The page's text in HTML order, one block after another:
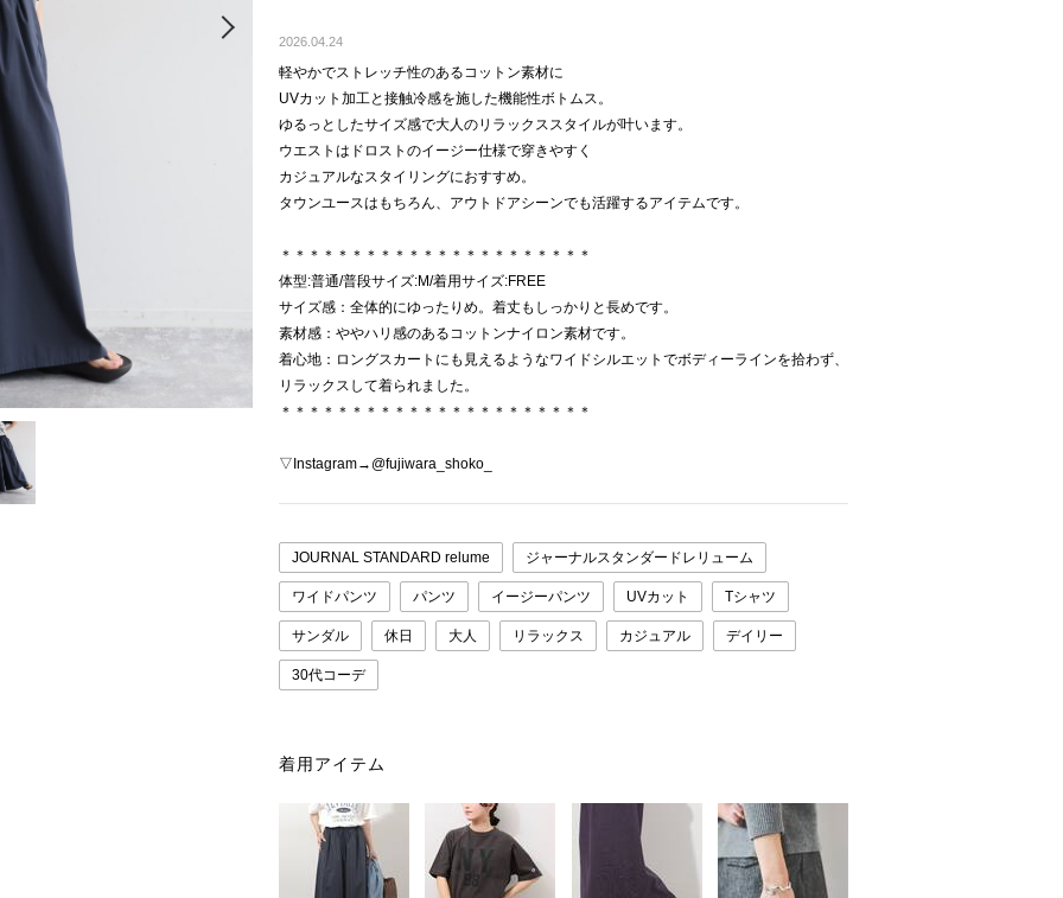
2026.04.24
軽やかでストレッチ性のあるコットン素材に
UVカット加工と接触冷感を施した機能性ボトムス。
ゆるっとしたサイズ感で大人のリラックススタイルが叶います。
ウエストはドロストのイージー仕様で穿きやすく
カジュアルなスタイリングにおすすめ。
タウンユースはもちろん、アウトドアシーンでも活躍するアイテムです。
＊＊＊＊＊＊＊＊＊＊＊＊＊＊＊＊＊＊＊＊＊＊
体型:普通/普段サイズ:M/着用サイズ:FREE
サイズ感：全体的にゆったりめ。着丈もしっかりと長めです。
素材感：ややハリ感のあるコットンナイロン素材です。
着心地：ロングスカートにも見えるようなワイドシルエットでボディーラインを拾わず、
リラックスして着られました。
＊＊＊＊＊＊＊＊＊＊＊＊＊＊＊＊＊＊＊＊＊＊
▽Instagram→@fujiwara_shoko_
JOURNAL STANDARD relume ジャーナルスタンダードレリューム
ワイドパンツ パンツ イージーパンツ UVカット Tシャツ
サンダル 休日 大人 リラックス カジュアル デイリー
30代コーデ
着用アイテム